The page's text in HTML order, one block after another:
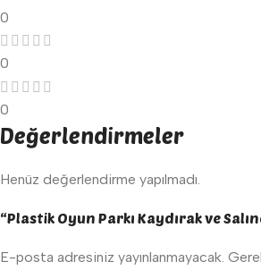
0
0
0
Değerlendirmeler
Henüz değerlendirme yapılmadı.
“Plastik Oyun Parkı Kaydırak ve
E-posta adresiniz yayınlanmayacak.